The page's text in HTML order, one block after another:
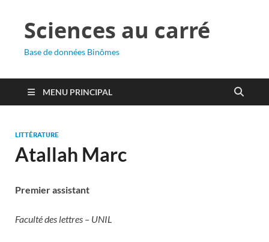
Sciences au carré
Base de données Binômes
MENU PRINCIPAL
LITTÉRATURE
Atallah Marc
Premier assistant
Faculté des lettres – UNIL